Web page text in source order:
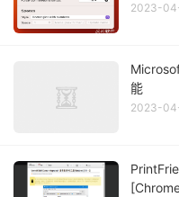
2023-
能
2023-